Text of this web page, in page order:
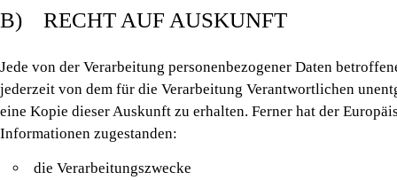
B) RECHT AUF AUSKUNFT
Jede von der Verarbeitung personenbezogener Daten
jederzeit von dem für die Verarbeitung Verantwortlichen
eine Kopie dieser Auskunft zu erhalten. Ferner hat der
Informationen zugestanden:
die Verarbeitungszwecke